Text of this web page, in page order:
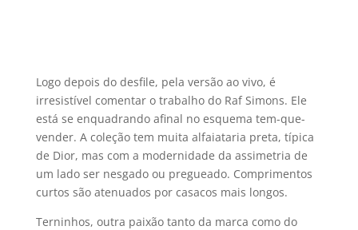
Logo depois do desfile, pela versão ao vivo, é
irresistí­vel comentar o trabalho do Raf Simons. Ele
está se enquadrando afinal no esquema tem-que-
vender. A coleção tem muita alfaiataria preta, tí­pica
de Dior, mas com a modernidade da assimetria de
um lado ser nesgado ou pregueado. Comprimentos
curtos são atenuados por casacos mais longos.
Terninhos, outra paixão tanto da marca como do